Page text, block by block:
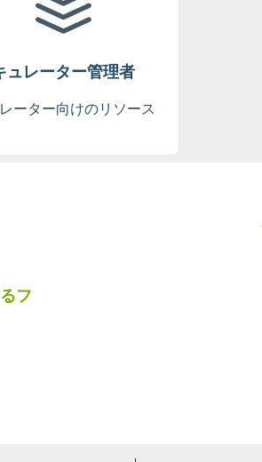
ュレーター管理者
ーター向けのリソース
フ